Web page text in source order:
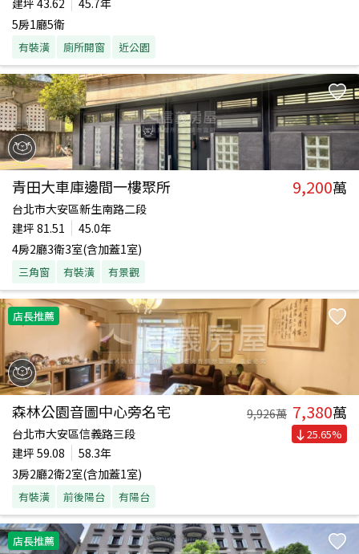
建坪 43.62
45.7年
5房1廳5衛
有裝潢 廁所開窗 近公園
青田大車庫邊間一樓聚所 9,200萬
台北市大安區新生南路二段
建坪 81.51
45.0年
4房2廳3衛3室(含加蓋1室)
三角窗 有裝潢 有景觀
店長推薦
森林公園音圖中心旁名宅 9,926萬 7,380萬
台北市大安區信義路三段
建坪 59.08
58.3年
3房2廳2衛2室(含加蓋1室)
有裝潢 前後陽台 有陽台
25.65%
店長推薦